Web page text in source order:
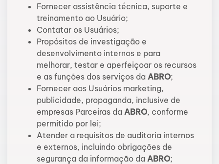
Fornecer assistência técnica, suporte e
treinamento ao Usuário;
Contatar os Usuários;
Propósitos de investigação e
desenvolvimento internos e para
melhorar, testar e aperfeiçoar os recursos
e as funções dos serviços da ABRO;
Fornecer aos Usuários marketing,
publicidade, propaganda, inclusive de
empresas Parceiras da ABRO, conforme
permitido por lei;
Atender a requisitos de auditoria internos
e externos, incluindo obrigações de
segurança da informação da ABRO;